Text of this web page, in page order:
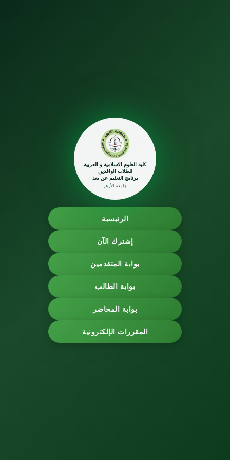
كلية العلوم الاسلامية و العربية
للطلاب الوافدين
برنامج التعليم عن بعد
جامعة الأزهر
الرئيسية
إشترك الآن
بوابة المتقدمين
بوابة الطالب
بوابة المحاضر
المقررات الإلكترونية